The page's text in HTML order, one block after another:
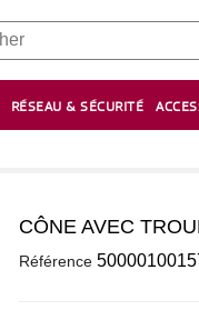
RÉSEAU & SÉCURITÉ
CÔNE AVEC
Référence